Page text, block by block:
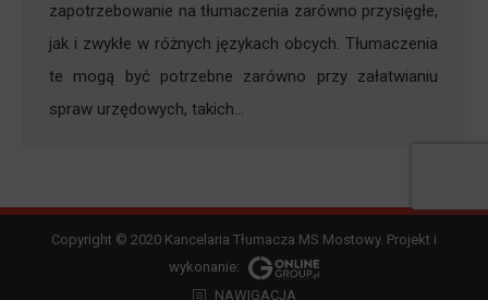
zapotrzebowanie na tłumaczenia zarówno przysięgłe,
jak i zwykłe w różnych językach obcych. Tłumaczenia
te mogą być potrzebne zarówno przy załatwianiu
spraw urzędowych, takich…
Copyright © 2020 Kancelaria Tłumacza MS Mostowy. Projekt i
wykonanie:
NAWIGACJA